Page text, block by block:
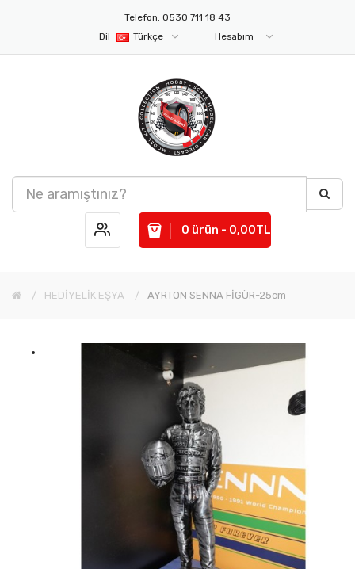
Telefon: 0530 711 18 43
Dil
Türkçe Hesabım
0 ürün - 0,00TL
HEDİYELİK EŞYA AYRTON SENNA FİGÜR-25cm